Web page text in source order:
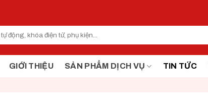
GIỚI THIỆU SẢN PHẨM DỊCH VỤ TIN TỨC